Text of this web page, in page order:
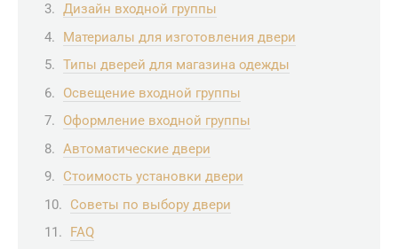
Дизайн входной группы
Материалы для изготовления двери
Типы дверей для магазина одежды
Освещение входной группы
Оформление входной группы
Автоматические двери
Стоимость установки двери
Советы по выбору двери
FAQ